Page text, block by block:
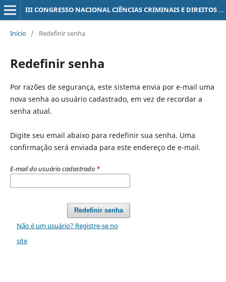
III CONGRESSO NACIONAL CIÊNCIAS CRIMINAIS E DIREITOS HUMANOS
Início / Redefinir senha
Redefinir senha
Por razões de segurança, este sistema envia por e-mail uma
nova senha ao usuário cadastrado, em vez de recordar a
senha atual.
Digite seu email abaixo para redefinir sua senha. Uma
confirmação será enviada para este endereço de e-mail.
E-mail do usuário cadastrado *
Redefinir senha
Não é um usuário? Registre-se no
site